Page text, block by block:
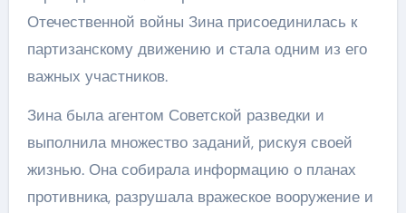
Отечественной войны Зина присоединилась к
партизанскому движению и стала одним из его
важных участников.
Зина была агентом Советской разведки и
выполнила множество заданий, рискуя своей
жизнью. Она собирала информацию о планах
противника, разрушала вражеское вооружение и